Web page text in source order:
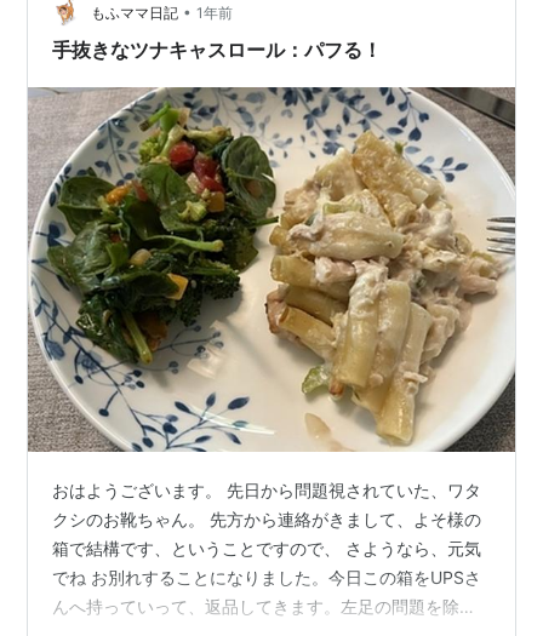
とはお土産をたくさん買い込んだり、みたいな。今回は
私1人だけだしせいぜい5～6時間程度…
もふママ日記 • 1年前
手抜きなツナキャスロール：パフる！
おはようございます。 先日から問題視されていた、ワタ
クシのお靴ちゃん。 先方から連絡がきまして、よそ様の
箱で結構です、ということですので、 さようなら、元気
でね お別れすることになりました。今日この箱をUPSさ
んへ持っていって、返品してきます。左足の問題を除け